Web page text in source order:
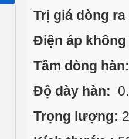
Trị giá dòng
Điện áp không
Tầm dòng
Độ dày hàn:
Trọng lượng: